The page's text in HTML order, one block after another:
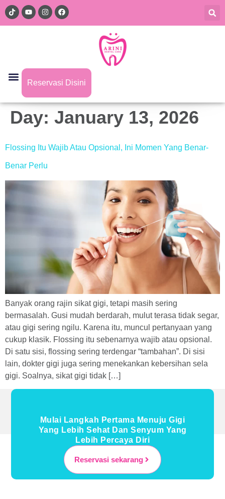
Reservasi Disini
Day: January 13, 2026
Flossing Itu Wajib Atau Opsional, Ini Momen Yang Benar-
Benar Perlu
Banyak orang rajin sikat gigi, tetapi masih sering
bermasalah. Gusi mudah berdarah, mulut terasa tidak segar,
atau gigi sering ngilu. Karena itu, muncul pertanyaan yang
cukup klasik. Flossing itu sebenarnya wajib atau opsional.
Di satu sisi, flossing sering terdengar “tambahan”. Di sisi
lain, dokter gigi juga sering menekankan kebersihan sela
gigi. Soalnya, sikat gigi tidak […]
Mulai Langkah Pertama Menuju Gigi
Yang Lebih Sehat Dan Senyum Yang
Lebih Percaya Diri
Reservasi sekarang